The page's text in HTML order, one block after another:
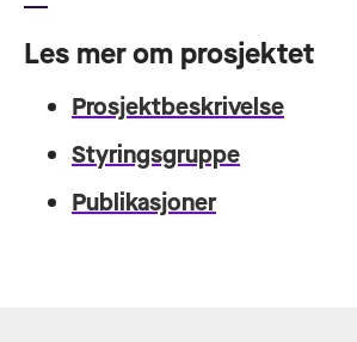
Les mer om prosjektet
Prosjektbeskrivelse
Styringsgruppe
Publikasjoner